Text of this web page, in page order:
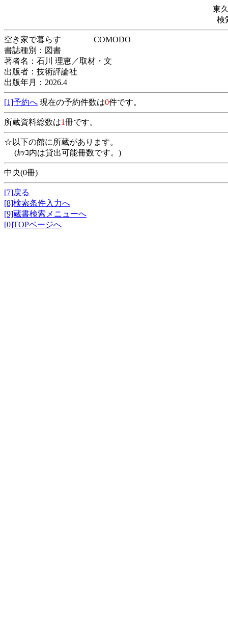
東
検
空き家で暮らす COMODO
書誌種別：図書
著者名：石川 理恵／取材・文
出版者：技術評論社
出版年月：2026.4
[1]予約へ 現在の予約件数は0件です。
所蔵資料総数は1冊です。
☆以下の館に所蔵があります。
(ｶｯｺ内は貸出可能冊数です。)
中央(0冊)
[7]戻る
[8]検索条件入力へ
[9]蔵書検索メニューへ
[0]TOPページへ